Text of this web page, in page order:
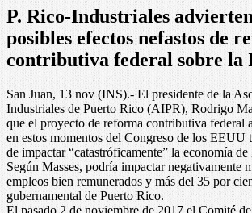
P. Rico-Industriales
posibles efectos nefastos de
contributiva federal sobre la
San Juan, 13 nov (INS).- El presidente de la
Industriales de Puerto Rico (AIPR), Rodrigo
que el proyecto de reforma contributiva federal
en estos momentos del Congreso de los EEUU
de impactar “catastróficamente” la economía de
Según Masses, podría impactar negativamente
empleos bien remunerados y más del 35 por
gubernamental de Puerto Rico.
El pasado 2 de noviembre de 2017 el Comité